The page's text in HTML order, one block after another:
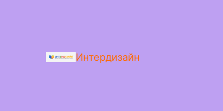
Интердизайн